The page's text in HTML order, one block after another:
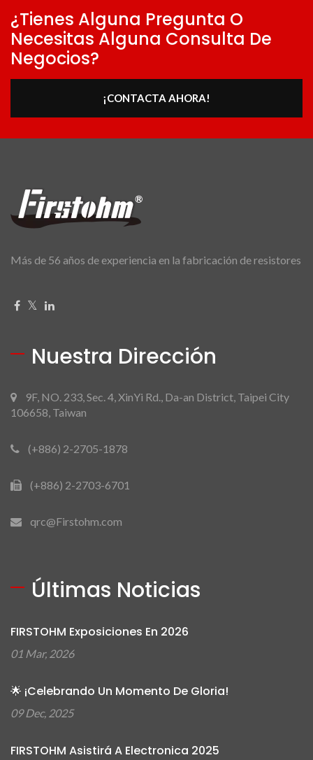
¿Tienes Alguna Pregunta O
Necesitas Alguna Consulta De
Negocios?
¡CONTACTA AHORA!
Más de 56 años de experiencia en la fabricación de resistores
Nuestra Dirección
9F, NO. 233, Sec. 4, XinYi Rd., Da-an District, Taipei City
106658, Taiwan
(+886) 2-2705-1878
(+886) 2-2703-6701
qrc@Firstohm.com
Últimas Noticias
FIRSTOHM Exposiciones En 2026
01 Mar, 2026
🌟 ¡Celebrando Un Momento De Gloria!
09 Dec, 2025
FIRSTOHM Asistirá A Electronica 2025